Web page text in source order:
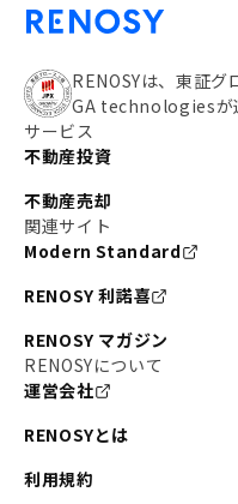
RENOSYは、東証グ
GA technologiesが
サービス
不動産投資
不動産売却
関連サイト
Modern Standard
RENOSY 利諾喜
RENOSY マガジン
RENOSYについて
運営会社
RENOSYとは
利用規約